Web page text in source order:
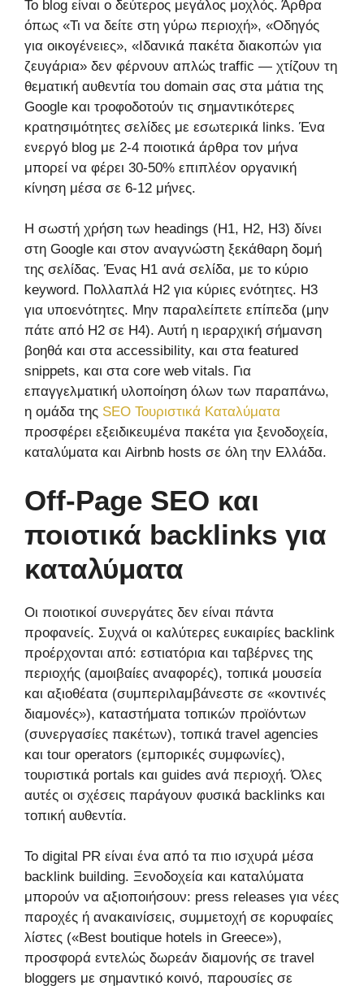
Το blog είναι ο δεύτερος μεγάλος μοχλός. Άρθρα
όπως «Τι να δείτε στη γύρω περιοχή», «Οδηγός
για οικογένειες», «Ιδανικά πακέτα διακοπών για
ζευγάρια» δεν φέρνουν απλώς traffic — χτίζουν τη
θεματική αυθεντία του domain σας στα μάτια της
Google και τροφοδοτούν τις σημαντικότερες
κρατησιμότητες σελίδες με εσωτερικά links. Ένα
ενεργό blog με 2-4 ποιοτικά άρθρα τον μήνα
μπορεί να φέρει 30-50% επιπλέον οργανική
κίνηση μέσα σε 6-12 μήνες.
Η σωστή χρήση των headings (H1, H2, H3) δίνει
στη Google και στον αναγνώστη ξεκάθαρη δομή
της σελίδας. Ένας H1 ανά σελίδα, με το κύριο
keyword. Πολλαπλά H2 για κύριες ενότητες. H3
για υποενότητες. Μην παραλείπετε επίπεδα (μην
πάτε από H2 σε H4). Αυτή η ιεραρχική σήμανση
βοηθά και στα accessibility, και στα featured
snippets, και στα core web vitals. Για
επαγγελματική υλοποίηση όλων των παραπάνω,
η ομάδα της SEO Τουριστικά Καταλύματα
προσφέρει εξειδικευμένα πακέτα για ξενοδοχεία,
καταλύματα και Airbnb hosts σε όλη την Ελλάδα.
Off-Page SEO και
ποιοτικά backlinks για
καταλύματα
Οι ποιοτικοί συνεργάτες δεν είναι πάντα
προφανείς. Συχνά οι καλύτερες ευκαιρίες backlink
προέρχονται από: εστιατόρια και ταβέρνες της
περιοχής (αμοιβαίες αναφορές), τοπικά μουσεία
και αξιοθέατα (συμπεριλαμβάνεστε σε «κοντινές
διαμονές»), καταστήματα τοπικών προϊόντων
(συνεργασίες πακέτων), τοπικά travel agencies
και tour operators (εμπορικές συμφωνίες),
τουριστικά portals και guides ανά περιοχή. Όλες
αυτές οι σχέσεις παράγουν φυσικά backlinks και
τοπική αυθεντία.
Το digital PR είναι ένα από τα πιο ισχυρά μέσα
backlink building. Ξενοδοχεία και καταλύματα
μπορούν να αξιοποιήσουν: press releases για νέες
παροχές ή ανακαινίσεις, συμμετοχή σε κορυφαίες
λίστες («Best boutique hotels in Greece»),
προσφορά εντελώς δωρεάν διαμονής σε travel
bloggers με σημαντικό κοινό, παρουσίες σε